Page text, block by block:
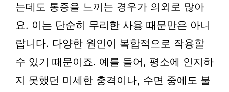
는데도 통증을 느끼는 경우가 의외로 많아
요. 이는 단순히 무리한 사용 때문만은 아니
랍니다. 다양한 원인이 복합적으로 작용할
수 있기 때문이죠. 예를 들어, 평소에 인지하
지 못했던 미세한 충격이나, 수면 중에도 불